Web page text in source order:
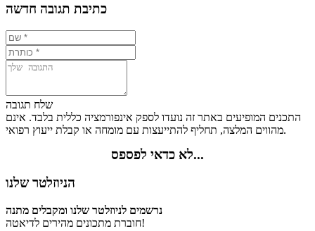
כתיבת תגובה חדשה
שלח תגובה
התכנים המופיעים באתר זה נועדו לספק אינפורמציה כללית בלבד. אינם
מהווים המלצה, תחליף להתייעצות עם מומחה או קבלת ייעוץ רפואי.
לא כדאי לפספס...
הניוזלטר שלנו
נרשמים לניוזלטר שלנו ומקבלים מתנה
חוברת מתכונים מהירים לדיאטה!